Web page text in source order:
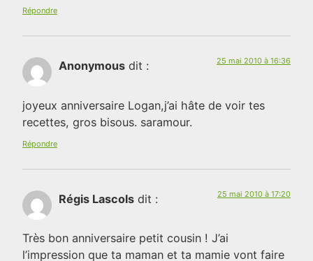
Répondre
Anonymous dit : 25 mai 2010 à 16:36
joyeux anniversaire Logan,j’ai hâte de voir tes
recettes, gros bisous. saramour.
Répondre
Régis Lascols dit : 25 mai 2010 à 17:20
Très bon anniversaire petit cousin ! J’ai
l’impression que ta maman et ta mamie vont faire